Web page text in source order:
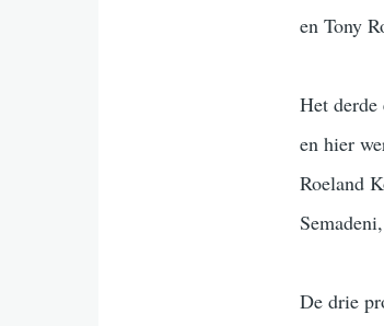
en Tony
Het derde
en hier
Roeland
De drie